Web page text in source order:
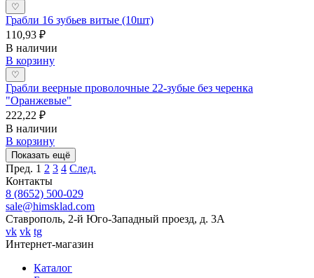
♡
Грабли 16 зубьев витые (10шт)
110,93 ₽
В наличии
В корзину
♡
Грабли веерные проволочные 22-зубые без черенка
"Оранжевые"
222,22 ₽
В наличии
В корзину
Показать ещё
Пред. 1 2 3 4 След.
Контакты
8 (8652) 500-029
sale@himsklad.com
Ставрополь, 2-й Юго-Западный проезд, д. 3А
vk vk tg
Интернет-магазин
Каталог